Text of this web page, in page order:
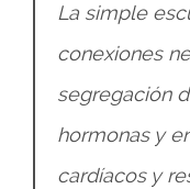
La simple
conexiones
segregación
hormonas y
cardíacos y